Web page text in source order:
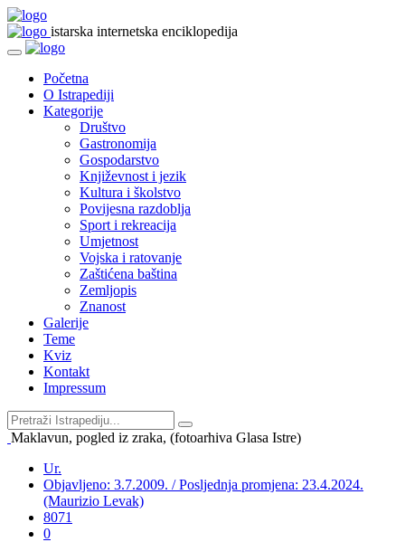
istarska internetska enciklopedija
Početna
O Istrapediji
Kategorije
Društvo
Gastronomija
Gospodarstvo
Književnost i jezik
Kultura i školstvo
Povijesna razdoblja
Sport i rekreacija
Umjetnost
Vojska i ratovanje
Zaštićena baština
Zemljopis
Znanost
Galerije
Teme
Kviz
Kontakt
Impressum
Maklavun, pogled iz zraka, (fotoarhiva Glasa Istre)
Ur.
Objavljeno: 3.7.2009. / Posljednja promjena: 23.4.2024.
(Maurizio Levak)
8071
0